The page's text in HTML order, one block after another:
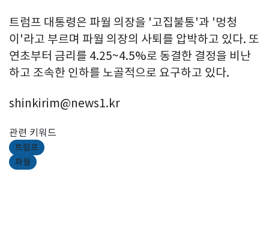
트럼프 대통령은 파월 의장을 '고집불통'과 '멍청
이'라고 부르며 파월 의장의 사퇴를 압박하고 있다. 또
연초부터 금리를 4.25~4.5%로 동결한 결정을 비난
하고 조속한 인하를 노골적으로 요구하고 있다.
shinkirim@news1.kr
관련 키워드
트럼프
파월